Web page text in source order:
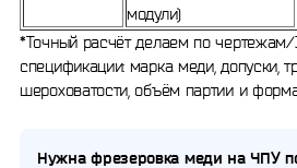
модули)
*Точный расчёт делаем по
спецификации: марка меди, допуски,
шероховатости, объём партии и
Нужна фрезеровка меди на ЧПУ